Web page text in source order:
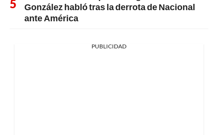
González habló tras la derrota de Nacional
ante América
PUBLICIDAD